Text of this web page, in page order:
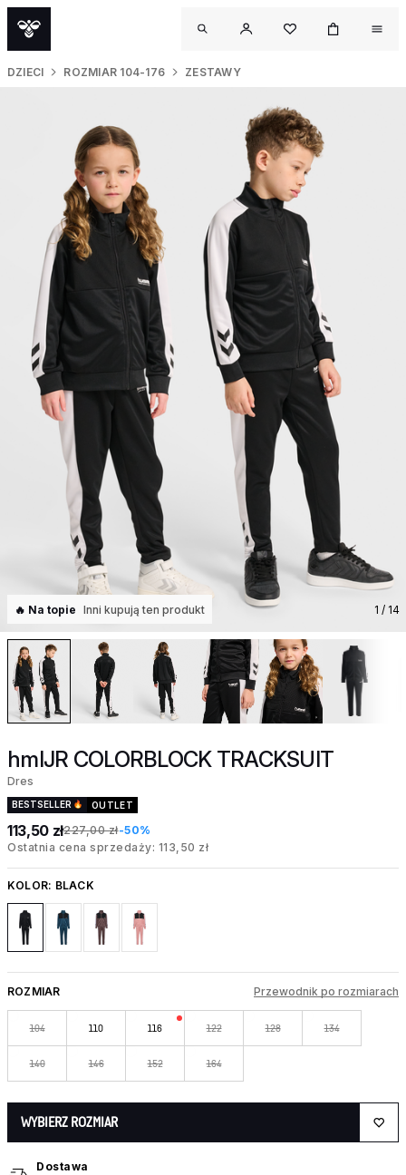
DZIECI ROZMIAR 104-176 ZESTAWY
🔥 Na topie Inni kupują ten produkt 1 / 14
hmlJR COLORBLOCK TRACKSUIT
Dres
BESTSELLER OUTLET
113,50 zł227,00 zł-50%
Ostatnia cena sprzedaży: 113,50 zł
KOLOR: BLACK
ROZMIAR Przewodnik po rozmiarach
104 110 116 122 128 134
140 146 152 164
WYBIERZ ROZMIAR
Dostawa